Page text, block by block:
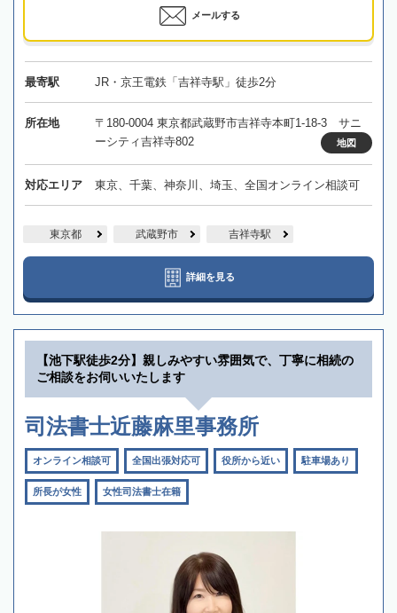
メールする
最寄駅 JR・京王電鉄「吉祥寺駅」徒歩2分
所在地
〒180-0004 東京都武蔵野市吉祥寺本町1-18-3 サニ
ーシティ吉祥寺802
地図
対応エリア 東京、千葉、神奈川、埼玉、全国オンライン相談可
東京都 武蔵野市 吉祥寺駅
詳細を見る
【池下駅徒歩2分】親しみやすい雰囲気で、丁寧に相続の
ご相談をお伺いいたします
司法書士近藤麻里事務所
オンライン相談可 全国出張対応可 役所から近い 駐車場あり
所長が女性 女性司法書士在籍